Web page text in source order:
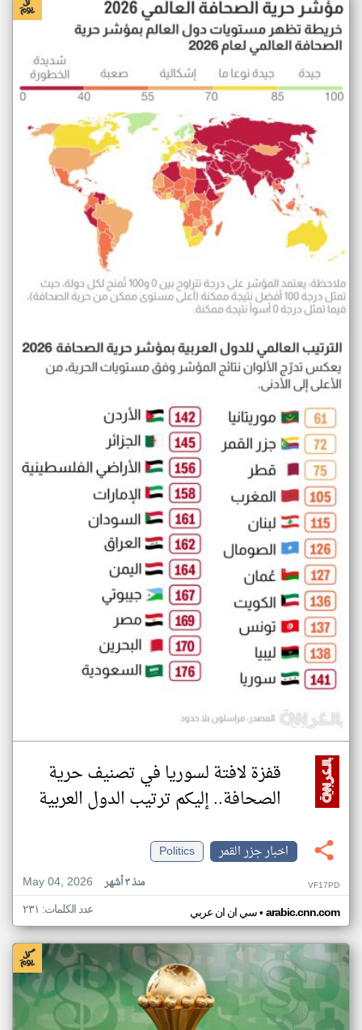
قفزة لافتة لسوريا في تصنيف حرية
الصحافة.. إليكم ترتيب الدول العربية
اخبار جزر القمر
Politics
May 04, 2026
منذ ٣ أشهر VF17PD
سي ان ان عربي• arabic.cnn.com عدد الكلمات: ٢٣١